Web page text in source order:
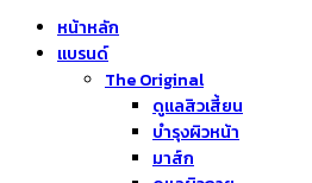
หน้าหลัก
แบรนด์
The Original
ดูแลสิวเสี้ยน
บำรุงผิวหน้า
มาส์ก